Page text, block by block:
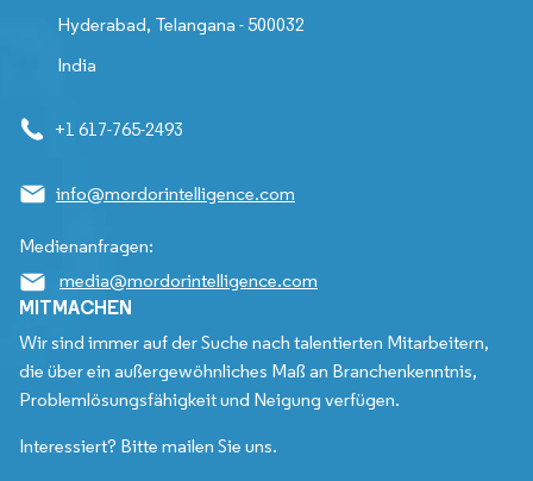
Hyderabad, Telangana - 500032
India
+1 617-765-2493
info@mordorintelligence.com
Medienanfragen:
media@mordorintelligence.com
MITMACHEN
Wir sind immer auf der Suche nach talentierten Mitarbeitern,
die über ein außergewöhnliches Maß an Branchenkenntnis,
Problemlösungsfähigkeit und Neigung verfügen.
Interessiert? Bitte mailen Sie uns.